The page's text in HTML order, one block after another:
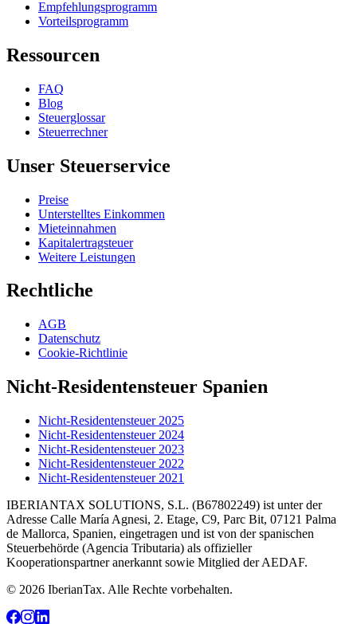
Empfehlungsprogramm
Vorteilsprogramm
Ressourcen
FAQ
Blog
Steuerglossar
Steuerrechner
Unser Steuerservice
Preise
Unterstelltes Einkommen
Mieteinnahmen
Kapitalertragsteuer
Weitere Leistungen
Rechtliche
AGB
Datenschutz
Cookie-Richtlinie
Nicht-Residentensteuer Spanien
Nicht-Residentensteuer 2025
Nicht-Residentensteuer 2024
Nicht-Residentensteuer 2023
Nicht-Residentensteuer 2022
Nicht-Residentensteuer 2021
IBERIANTAX SOLUTIONS, S.L. (B67802249) ist unter der
Adresse Calle María Agnesi, 2. Etage, C9, Parc Bit, 07121 Palma
de Mallorca, Spanien, eingetragen und ist von der spanischen
Steuerbehörde (Agencia Tributaria) als offizieller
Kooperationspartner anerkannt sowie Mitglied der AEDAF.
© 2026 IberianTax. Alle Rechte vorbehalten.